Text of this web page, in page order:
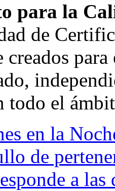
para la
de
creados
todo el
en la
de
a